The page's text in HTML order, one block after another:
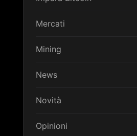
Mercati
Mining
News
Novità
Opinioni